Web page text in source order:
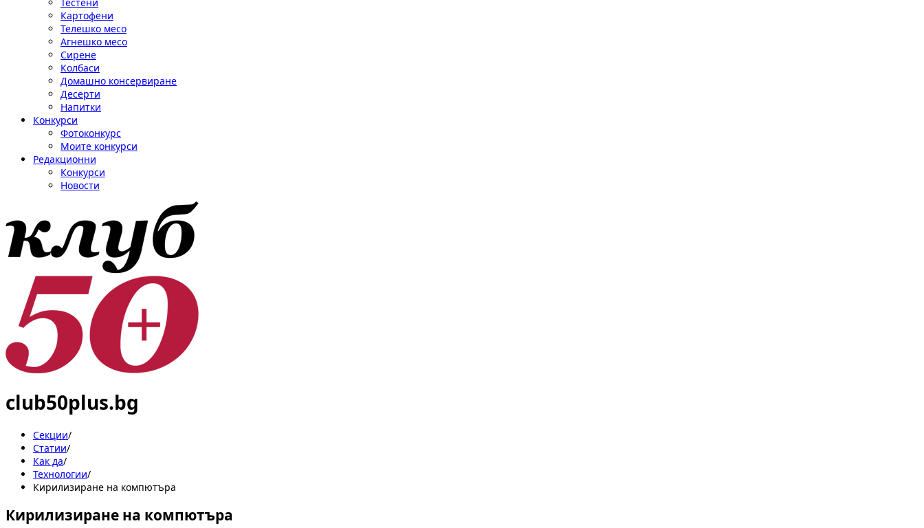
Картофени
Телешко месо
Агнешко месо
Сирене
Колбаси
Домашно консервиране
Десерти
Напитки
Конкурси
Фотоконкурс
Моите конкурси
Редакционни
Конкурси
Новости
club50plus.bg
Секции/
Статии/
Как да/
Технологии/
Кирилизиране на компютъра
Кирилизиране на компютъра